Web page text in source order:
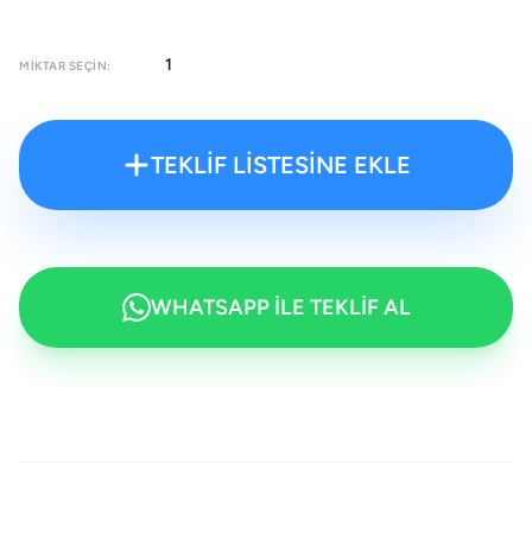
MIKTAR SEÇIN:
TEKLİF LİSTESİNE EKLE
WHATSAPP İLE TEKLİF AL